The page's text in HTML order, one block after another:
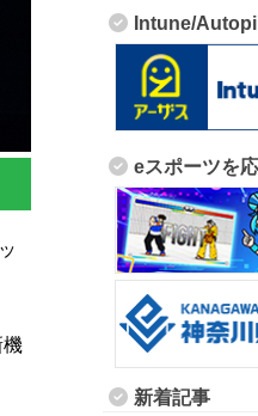
機
Intune/
eスポーツを
新着記事